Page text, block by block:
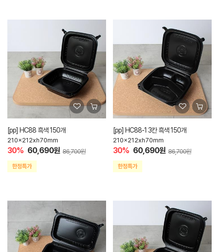
[pp] HC88 흑색 150개
210x212xh70mm
30% 60,690원 86,700원
[pp] HC88-1 3칸 흑색 150개
210x212xh70mm
30% 60,690원 86,700원